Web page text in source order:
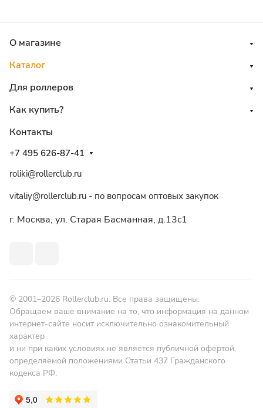
О магазине
Каталог
Для роллеров
Как купить?
Контакты
+7 495 626-87-41
roliki@rollerclub.ru
vitaliy@rollerclub.ru - по вопросам оптовых закупок
г. Москва, ул. Старая Басманная, д.13c1
© 2001–2026 Rollerclub.ru. Все права защищены.
Обращаем ваше внимание на то, что информация на данном
интернет-сайте носит исключительно ознакомительный
характер
и ни при каких условиях не является публичной офертой,
определяемой положениями Статьи 437 Гражданского
кодекса РФ.